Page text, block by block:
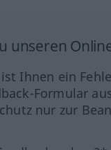
unseren
Ihnen ein
Formular
nur zur